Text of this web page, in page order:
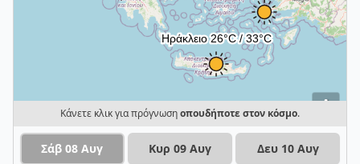
i
Κάνετε κλικ για πρόγνωσηοπουδήποτε στον κόσμο.
Σάβ 08 Αυγ Κυρ 09 Αυγ Δευ 10 Αυγ